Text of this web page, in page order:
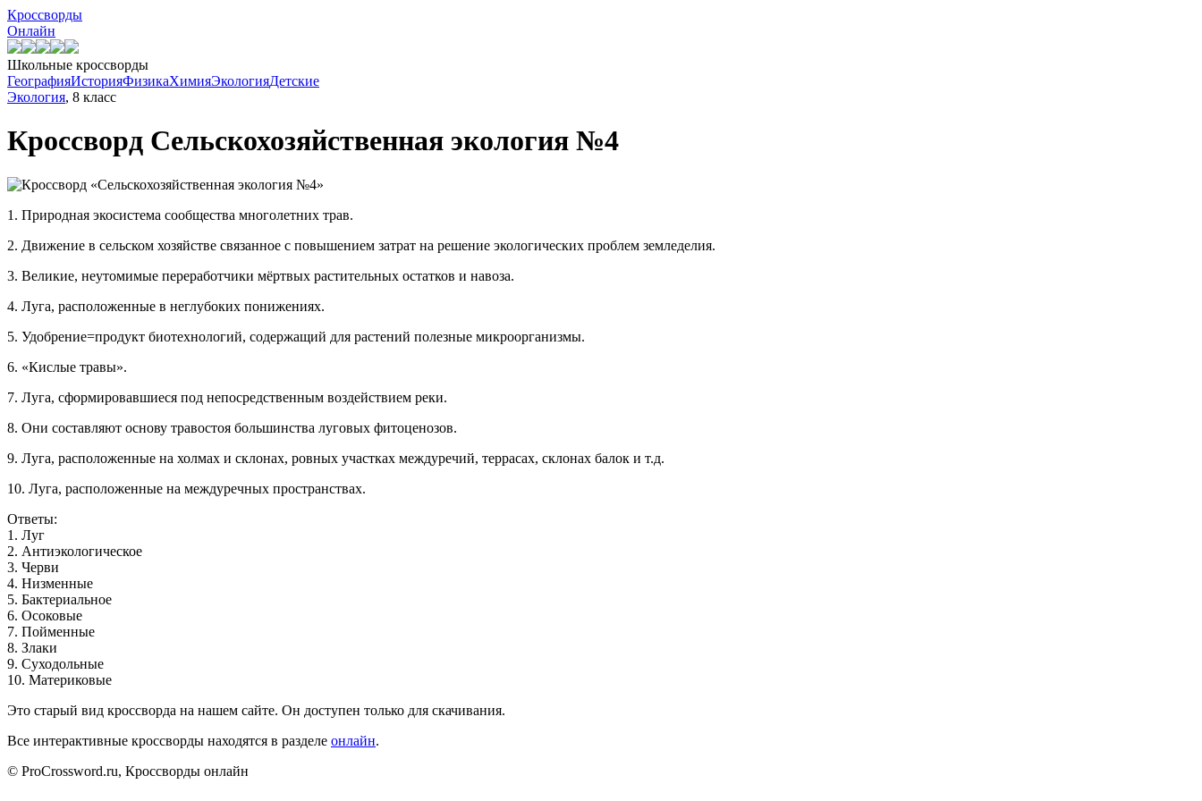
Кроссворды
Онлайн
Школьные кроссворды
ГеографияИсторияФизикаХимияЭкологияДетские
Экология, 8 класс
Кроссворд Сельскохозяйственная экология №4
1. Природная экосистема сообщества многолетних трав.
2. Движение в сельском хозяйстве связанное с повышением затрат на решение экологических проблем земледелия.
3. Великие, неутомимые переработчики мёртвых растительных остатков и навоза.
4. Луга, расположенные в неглубоких понижениях.
5. Удобрение=продукт биотехнологий, содержащий для растений полезные микроорганизмы.
6. «Кислые травы».
7. Луга, сформировавшиеся под непосредственным воздействием реки.
8. Они составляют основу травостоя большинства луговых фитоценозов.
9. Луга, расположенные на холмах и склонах, ровных участках междуречий, террасах, склонах балок и т.д.
10. Луга, расположенные на междуречных пространствах.
Ответы:
1 . Луг
2. Антиэкологическое
3. Черви
4. Низменные
5. Бактериальное
6. Осоковые
7. Пойменные
8. Злаки
9. Суходольные
10. Материковые
Это старый вид кроссворда на нашем сайте. Он доступен только для скачивания.
Все интерактивные кроссворды находятся в разделе онлайн.
© ProCrossword.ru, Кроссворды онлайн